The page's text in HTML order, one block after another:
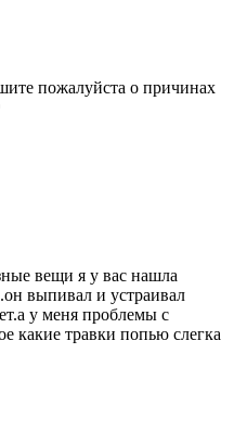
пожалуйста о причинах
вещи я у вас нашла
выпивал и устраивал
у меня проблемы с
какие травки попью слегка